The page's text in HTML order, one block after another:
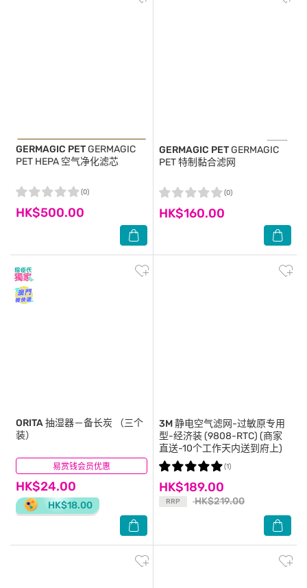
GERMAGIC PETGERMAGIC
PET HEPA 空气净化滤芯
HK$500.00
(0)
GERMAGIC PETGERMAGIC
PET 特制黏合滤网
HK$160.00
(0)
易赏钱会员优惠
ORITA抽湿器－备长炭 （三个
装）
HK$24.00
HK$18.00
(0)
3M静电空气滤网-过敏原专用
型-经济装 (9808-RTC) (商家
直送-10个工作天内送到府上)
HK$189.00
RRP HK$219.00
(1)